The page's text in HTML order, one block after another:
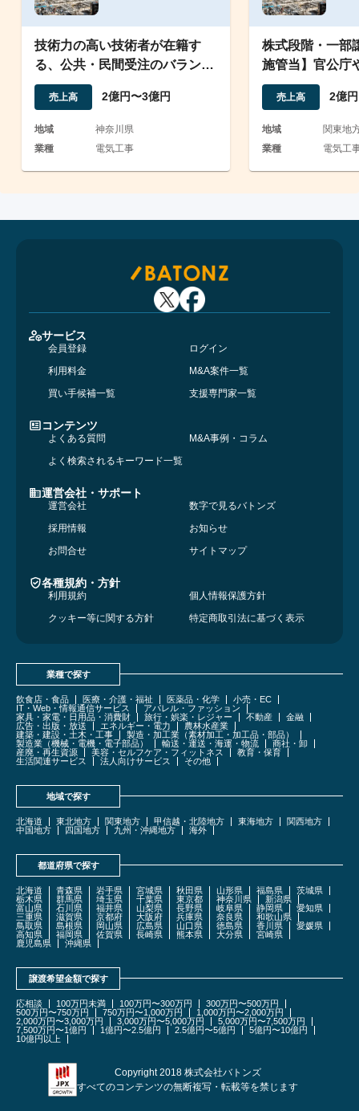
技術力の高い技術者が在籍す
る、公共・民間受注のバランス
に富む電気通信工事業
売上高 2億円〜3億円
地域
神奈川県
業種
電気工事
株式段階・一部
施管当】官公庁
産業機器の設計
売上高 2億
地域
関東地
業種
電気工
サービス
会員登録
ログイン
利用料金
M&A案件一覧
買い手候補一覧
支援専門家一覧
コンテンツ
よくある質問
M&A事例・コラム
よく検索されるキーワード一覧
運営会社・サポート
運営会社
数字で見るバトンズ
採用情報
お知らせ
お問合せ
サイトマップ
各種規約・方針
利用規約
個人情報保護方針
クッキー等に関する方針
特定商取引法に基づく表示
業種で探す
飲食店・食品 医療・介護・福祉 医薬品・化学
小売・EC
IT・Web・情報通信サービス
アパレル・ファッション
家具・家電・日用品・消費財
旅行・娯楽・レジャー 不動産
金融
広告・出版・放送
エネルギー・電力
農林水産業
建築・建設・土木・工事
製造・加工業（素材加工・加工品・部品）
製造業（機械・電機・電子部品）
輸送・運送・海運・物流
商社・卸
産廃・再生資源
美容・セルフケア・フィットネス
教育・保育
生活関連サービス
法人向けサービス その他
地域で探す
北海道 東北地方 関東地方 甲信越・北陸地方 東海地方
関西地方
中国地方
四国地方 九州・沖縄地方 海外
都道府県で探す
北海道 青森県 岩手県 宮城県 秋田県 山形県 福島県
茨城県
栃木県
群馬県 埼玉県 千葉県 東京都 神奈川県
新潟県
富山県
石川県 福井県 山梨県 長野県 岐阜県 静岡県
愛知県
三重県
滋賀県 京都府 大阪府 兵庫県 奈良県
和歌山県
鳥取県
島根県 岡山県 広島県 山口県 徳島県 香川県
愛媛県
高知県
福岡県 佐賀県 長崎県 熊本県 大分県
宮崎県
鹿児島県
沖縄県
譲渡希望金額で探す
応相談 100万円未満 100万円〜300万円
300万円〜500万円
500万円〜750万円
750万円〜1,000万円
1,000万円〜2,000万円
2,000万円〜3,000万円
3,000万円〜5,000万円
5,000万円〜7,500万円
7,500万円〜1億円
1億円〜2.5億円 2.5億円〜5億円
5億円〜10億円
10億円以上
Copyright 2018 株式会社バトンズ
すべてのコンテンツの無断複写・転載等を禁じます